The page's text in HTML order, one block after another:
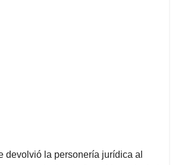
devolvió la personería jurídica al